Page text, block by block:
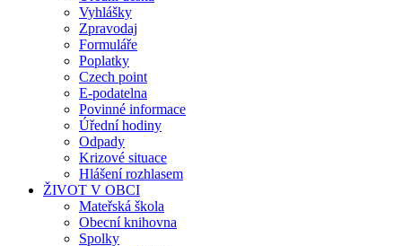
Vyhlášky
Zpravodaj
Formuláře
Poplatky
Czech point
E-podatelna
Povinné informace
Úřední hodiny
Odpady
Krizové situace
Hlášení rozhlasem
ŽIVOT V OBCI
Mateřská škola
Obecní knihovna
Spolky